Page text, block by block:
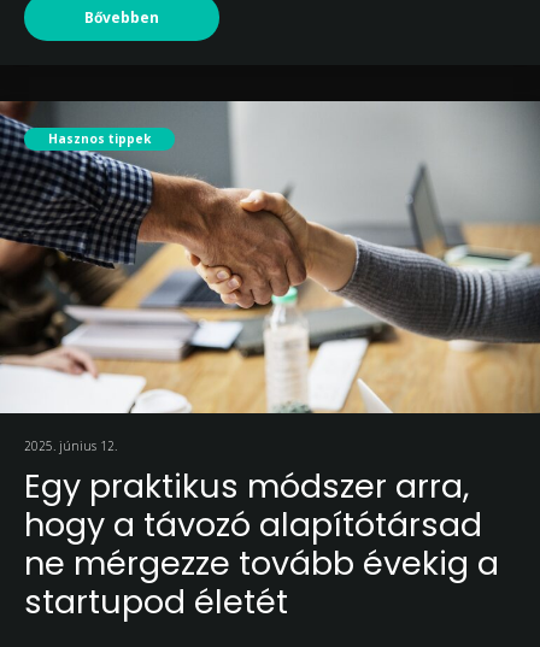
Bővebben
Hasznos tippek
2025. június 12.
Egy praktikus módszer arra,
hogy a távozó alapítótársad
ne mérgezze tovább évekig a
startupod életét